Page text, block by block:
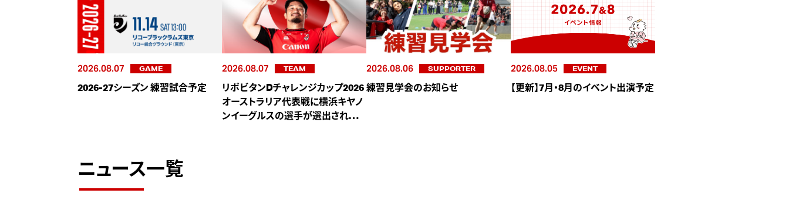
2026.08.07 GAME
2026-27シーズン 練習試合予定
2026.08.07 TEAM
リポビタンDチャレンジカップ2026
オーストラリア代表戦に横浜キヤノ
ンイーグルスの選手が選出されまし
2026.08.06 SUPPORTER
練習見学会のお知らせ
2026.08.05 EVENT
【更新】7月・8月のイベント出演予定
ニュース一覧